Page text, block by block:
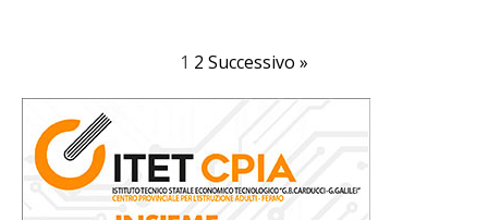
1 2 Successivo »